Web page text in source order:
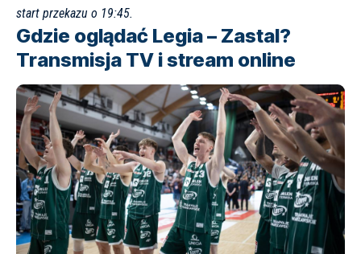
start przekazu o 19:45.
Gdzie oglądać Legia – Zastal?
Transmisja TV i stream online